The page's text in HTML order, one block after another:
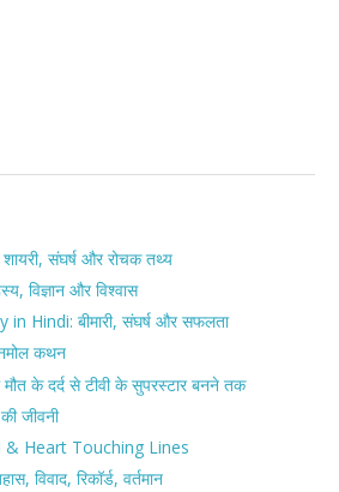
संघर्ष और रोचक तथ्य
विज्ञान और विश्वास
Hindi: बीमारी, संघर्ष और सफलता
कथन
के दर्द से टीवी के सुपरस्टार बनने तक
जीवनी
& Heart Touching Lines
विवाद, रिकॉर्ड, वर्तमान